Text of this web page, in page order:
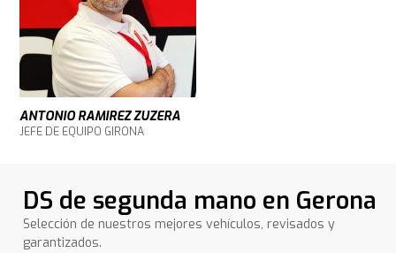
ANTONIO RAMIREZ ZUZERA
JEFE DE EQUIPO GIRONA
DS de segunda mano en Gerona
Selección de nuestros mejores vehículos, revisados y
garantizados.